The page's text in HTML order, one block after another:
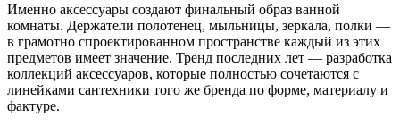
Именно аксессуары создают финальный образ ванной
комнаты. Держатели полотенец, мыльницы, зеркала, полки —
в грамотно спроектированном пространстве каждый из этих
предметов имеет значение. Тренд последних лет — разработка
коллекций аксессуаров, которые полностью сочетаются с
линейками сантехники того же бренда по форме, материалу и
фактуре.